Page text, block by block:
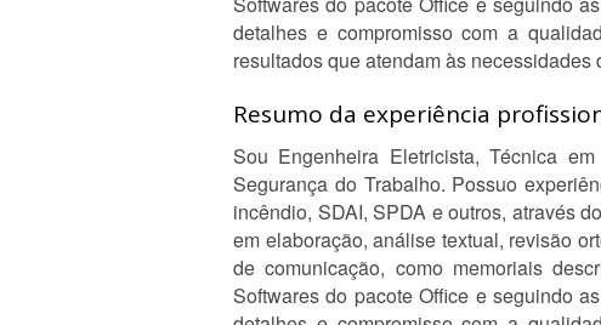
detalhes e compromisso com a
resultados que atendam às necessidades
Resumo da experiência
Sou Engenheira Eletricista, Técnica
Segurança do Trabalho. Possuo
incêndio, SDAI, SPDA e outros, através
em elaboração, análise textual, revisão
de comunicação, como memoriais
Softwares do pacote Office e seguindo